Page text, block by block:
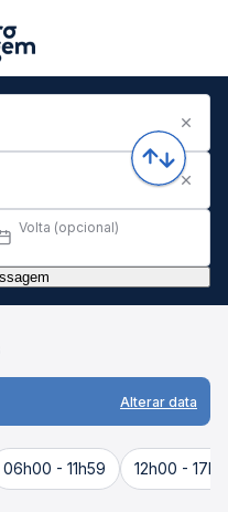
Volta (opcional)
Alterar data
06h00 - 11h59 12h00 -